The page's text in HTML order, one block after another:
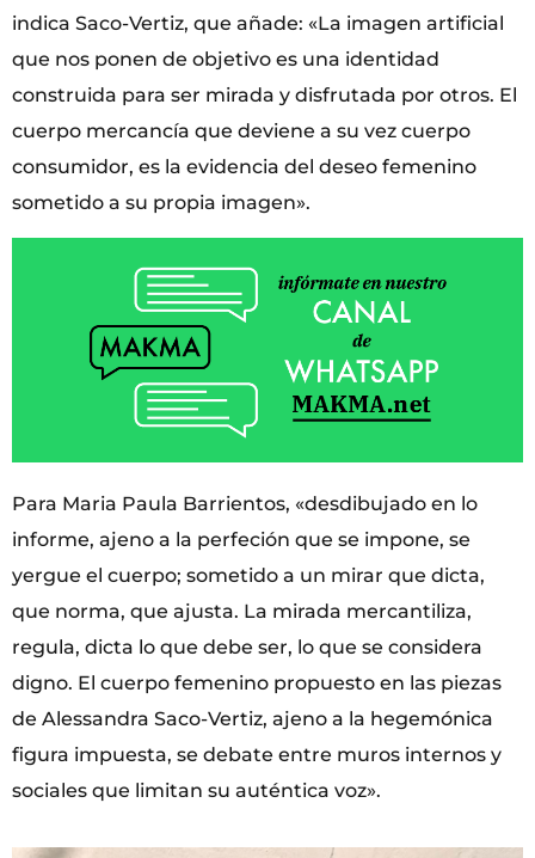
indica Saco-Vertiz, que añade: «La imagen artificial
que nos ponen de objetivo es una identidad
construida para ser mirada y disfrutada por otros. El
cuerpo mercancía que deviene a su vez cuerpo
consumidor, es la evidencia del deseo femenino
sometido a su propia imagen».
Para Maria Paula Barrientos, «desdibujado en lo
informe, ajeno a la perfeción que se impone, se
yergue el cuerpo; sometido a un mirar que dicta,
que norma, que ajusta. La mirada mercantiliza,
regula, dicta lo que debe ser, lo que se considera
digno. El cuerpo femenino propuesto en las piezas
de Alessandra Saco-Vertiz, ajeno a la hegemónica
figura impuesta, se debate entre muros internos y
sociales que limitan su auténtica voz».